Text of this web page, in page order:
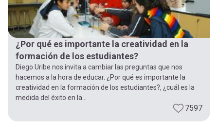
¿Por qué es importante la creatividad en la
formación de los estudiantes?
Diego Uribe nos invita a cambiar las preguntas que nos
hacemos a la hora de educar. ¿Por qué es importante la
creatividad en la formación de los estudiantes?, ¿cuál es la
medida del éxito en la...
7597